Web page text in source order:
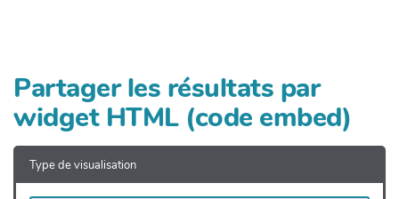
e
r
Partager les résultats par
widget HTML (code embed)
Type de visualisation